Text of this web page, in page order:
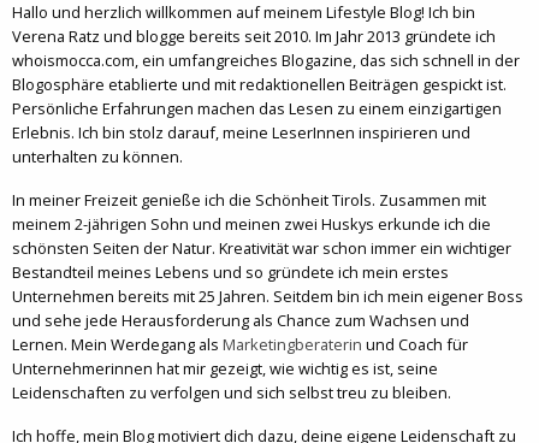
Hallo und herzlich willkommen auf meinem Lifestyle Blog! Ich bin
Verena Ratz und blogge bereits seit 2010. Im Jahr 2013 gründete ich
whoismocca.com, ein umfangreiches Blogazine, das sich schnell in der
Blogosphäre etablierte und mit redaktionellen Beiträgen gespickt ist.
Persönliche Erfahrungen machen das Lesen zu einem einzigartigen
Erlebnis. Ich bin stolz darauf, meine LeserInnen inspirieren und
unterhalten zu können.
In meiner Freizeit genieße ich die Schönheit Tirols. Zusammen mit
meinem 2-jährigen Sohn und meinen zwei Huskys erkunde ich die
schönsten Seiten der Natur. Kreativität war schon immer ein wichtiger
Bestandteil meines Lebens und so gründete ich mein erstes
Unternehmen bereits mit 25 Jahren. Seitdem bin ich mein eigener Boss
und sehe jede Herausforderung als Chance zum Wachsen und
Lernen. Mein Werdegang als Marketingberaterin und Coach für
Unternehmerinnen hat mir gezeigt, wie wichtig es ist, seine
Leidenschaften zu verfolgen und sich selbst treu zu bleiben.
Ich hoffe, mein Blog motiviert dich dazu, deine eigene Leidenschaft zu